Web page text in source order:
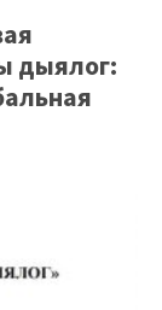
дыялог: